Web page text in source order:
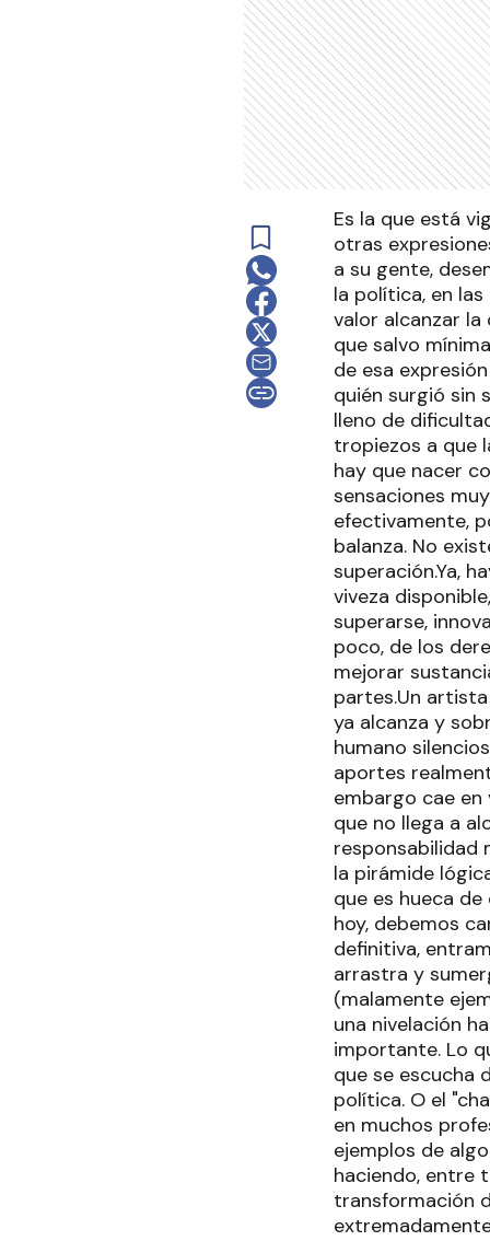
Es la que está
otras
a su gente,
la política, en
valor alcanzar
que salvo
de esa
quién surgió sin
lleno de
tropiezos a que
hay que nacer
sensaciones
efectivamente,
balanza. No
superación.Ya,
viveza
superarse,
poco, de los
mejorar
partes.Un
ya alcanza y
humano
aportes
embargo cae
que no llega a
responsabilidad
la pirámide
que es hueca
hoy, debemos
definitiva,
arrastra y
(malamente
una nivelación
importante. Lo
que se escucha
política. O el
en muchos
ejemplos de
haciendo, entre
transformación